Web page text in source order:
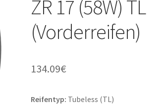
ZR 17 (58W) TL
(Vorderreifen)
134.09€
Reifentyp: Tubeless (TL)